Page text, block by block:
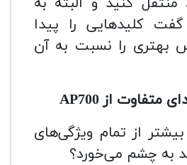
کلیدهایی را پیدا
بهتری را نسبت به آن
AP700
از تمام ویژگی‌های
به چشم می‌خورد؟